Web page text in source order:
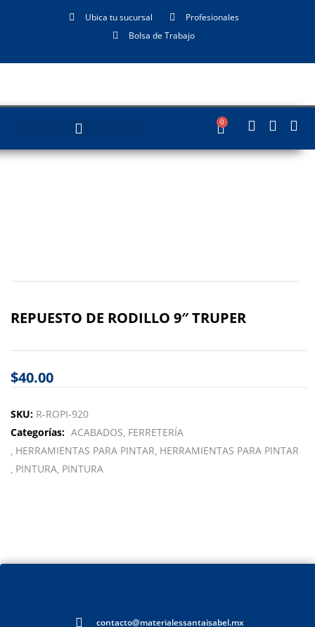
Ubica tu sucursal
Profesionales
Bolsa de Trabajo
0
REPUESTO DE RODILLO 9″ TRUPER
$40.00
SKU: R-ROPI-920
Categorías: ACABADOS FERRETERÍA
HERRAMIENTAS PARA PINTAR HERRAMIENTAS PARA PINTAR
PINTURA PINTURA
contacto@materialessantaisabel.mx